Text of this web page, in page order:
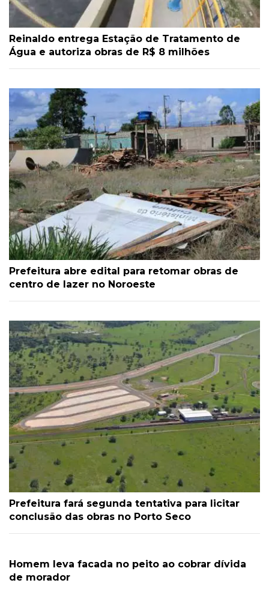
Reinaldo entrega Estação de Tratamento de
Água e autoriza obras de R$ 8 milhões
Prefeitura abre edital para retomar obras de
centro de lazer no Noroeste
Prefeitura fará segunda tentativa para licitar
conclusão das obras no Porto Seco
Homem leva facada no peito ao cobrar dívida
de morador